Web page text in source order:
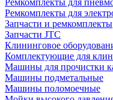
Ремкомплекты для
Ремкомплекты для
Запчасти и ремкомплекты
Запчасти JTC
Клининговое
Комплектующие для
Машины для прочистки
Машины подметальные
Машины поломоечные